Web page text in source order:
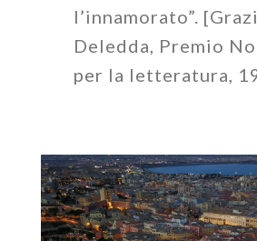
l’innamorato”.
Deledda, Premio
per la letteratura,